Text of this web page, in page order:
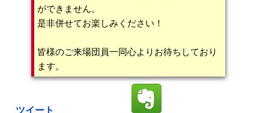
ができません。
是非併せてお楽しみください！
皆様のご来場団員一同心よりお待ちしており
ます。
ツイート